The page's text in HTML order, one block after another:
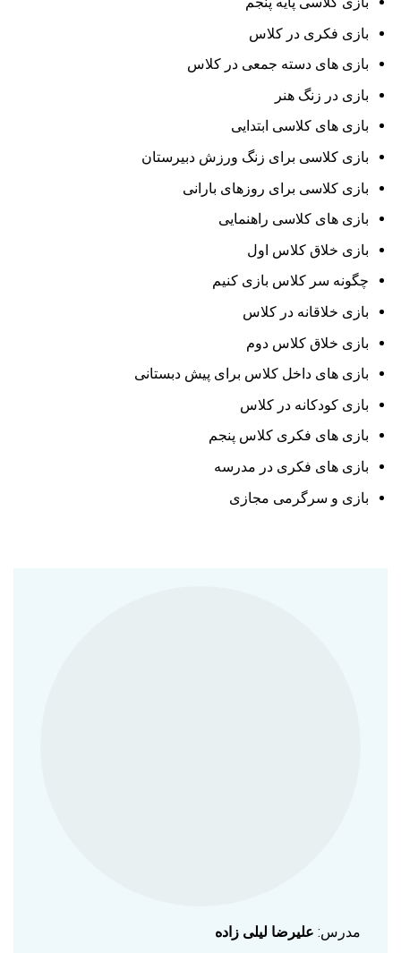
بازی فکری در کلاس
بازی های دسته جمعی در کلاس
بازی در زنگ هنر
بازی های کلاسی ابتدایی
بازی کلاسی برای زنگ ورزش دبیرستان
بازی کلاسی برای روزهای بارانی
بازی های کلاسی راهنمایی
بازی خلاق کلاس اول
چگونه سر کلاس بازی کنیم
بازی خلاقانه در کلاس
بازی خلاق کلاس دوم
بازی های داخل کلاس برای پیش دبستانی
بازی کودکانه در کلاس
بازی های فکری کلاس پنجم
بازی های فکری در مدرسه
بازی و سرگرمی مجازی
مدرس: علیرضا لیلی زاده